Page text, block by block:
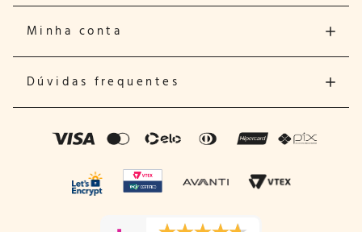
Minha conta
Dúvidas frequentes